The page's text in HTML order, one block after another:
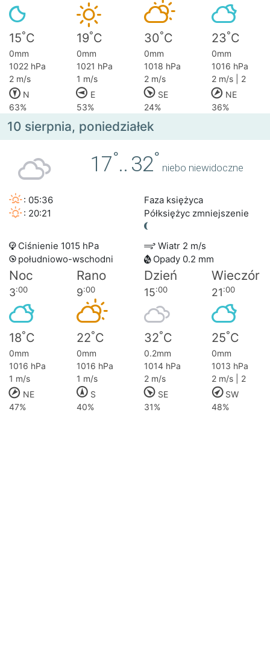
15°C 19°C 30°C 23°C
0mm 0mm 0mm
0mm
1022 hPa
1021 hPa 1018 hPa
1016 hPa
2 m/s
1 m/s 2 m/s
2 m/s | 2
N
E SE
NE
63%
53% 24% 36%
10 sierpnia, poniedziałek
17°.. 32°
niebo niewidoczne
: 05:36
: 20:21
Faza księżyca
Półksiężyc zmniejszenie
Ciśnienie 1015 hPa
Wiatr 2 m/s
południowo-wschodni
Opady 0.2 mm
Noc Rano Dzień Wieczór
3:00 9:00 15:00 21:00
18°C 22°C 32°C 25°C
0mm 0mm 0.2mm
0mm
1016 hPa
1016 hPa 1014 hPa
1013 hPa
1 m/s
1 m/s 2 m/s
2 m/s | 2
NE
S SE
SW
47%
40% 31% 48%